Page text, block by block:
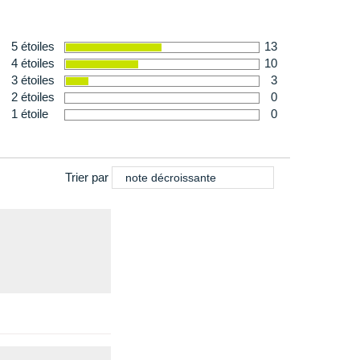
pour un adulte type (8400KJ / 2000kcal)
5 étoiles
13
4 étoiles
10
3 étoiles
3
2 étoiles
0
1 étoile
0
Trier par note décroissante